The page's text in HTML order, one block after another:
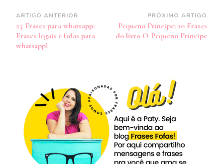
Navegação
de
post
ARTIGO ANTERIOR
25 Frases para whatsapp:
Frases legais e fofas para
whatsapp!
PRÓXIMO ARTIGO
Pequeno Príncipe: 10 Frases
do livro O Pequeno Príncipe